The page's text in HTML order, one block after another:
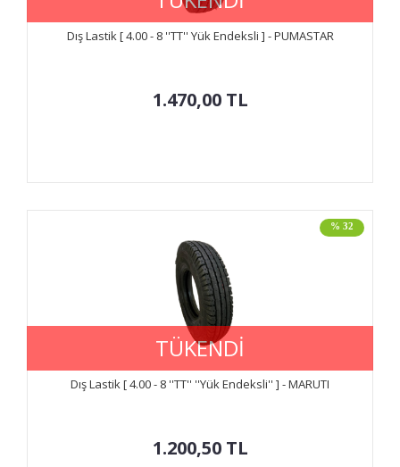
Dış Lastik [ 4.00 - 8 ''TT'' Yük Endeksli ] - PUMASTAR
1.470,00 TL
% 32
TÜKENDİ
Dış Lastik [ 4.00 - 8 ''TT'' ''Yük Endeksli'' ] - MARUTI
1.200,50 TL